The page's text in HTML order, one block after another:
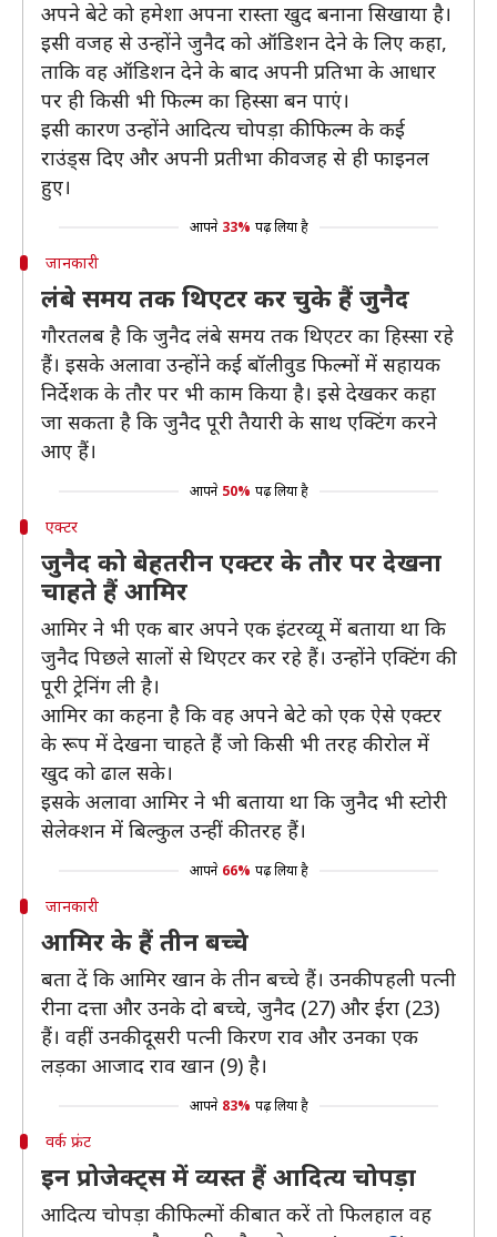
अपने बेटे को हमेशा अपना रास्ता खुद बनाना सिखाया है।
इसी वजह से उन्होंने जुनैद को ऑडिशन देने के लिए कहा,
ताकि वह ऑडिशन देने के बाद अपनी प्रतिभा के आधार
पर ही किसी भी फिल्म का हिस्सा बन पाएं।
इसी कारण उन्होंने आदित्य चोपड़ा की फिल्म के कई
राउंड्स दिए और अपनी प्रतीभा की वजह से ही फाइनल
हुए।
आपने 33% पढ़ लिया है
जानकारी
लंबे समय तक थिएटर कर चुके हैं जुनैद
गौरतलब है कि जुनैद लंबे समय तक थिएटर का हिस्सा रहे
हैं। इसके अलावा उन्होंने कई बॉलीवुड फिल्मों में सहायक
निर्देशक के तौर पर भी काम किया है। इसे देखकर कहा
जा सकता है कि जुनैद पूरी तैयारी के साथ एक्टिंग करने
आए हैं।
आपने 50% पढ़ लिया है
एक्टर
जुनैद को बेहतरीन एक्टर के तौर पर देखना
चाहते हैं आमिर
आमिर ने भी एक बार अपने एक इंटरव्यू में बताया था कि
जुनैद पिछले सालों से थिएटर कर रहे हैं। उन्होंने एक्टिंग की
पूरी ट्रेनिंग ली है।
आमिर का कहना है कि वह अपने बेटे को एक ऐसे एक्टर
के रूप में देखना चाहते हैं जो किसी भी तरह की रोल में
खुद को ढाल सके।
इसके अलावा आमिर ने भी बताया था कि जुनैद भी स्टोरी
सेलेक्शन में बिल्कुल उन्हीं की तरह हैं।
आपने 66% पढ़ लिया है
जानकारी
आमिर के हैं तीन बच्चे
बता दें कि आमिर खान के तीन बच्चे हैं। उनकी पहली पत्नी
रीना दत्ता और उनके दो बच्चे, जुनैद (27) और ईरा (23)
हैं। वहीं उनकी दूसरी पत्नी किरण राव और उनका एक
लड़का आजाद राव खान (9) है।
आपने 83% पढ़ लिया है
वर्क फ्रंट
इन प्रोजेक्ट्स में व्यस्त हैं आदित्य चोपड़ा
आदित्य चोपड़ा की फिल्मों की बात करें तो फिलहाल वह